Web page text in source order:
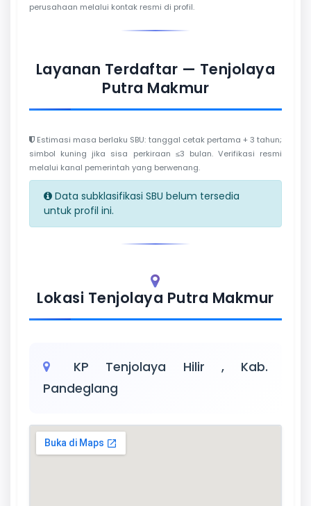
perusahaan melalui kontak resmi di profil.
Layanan Terdaftar — Tenjolaya
Putra Makmur
Estimasi masa berlaku SBU: tanggal cetak pertama + 3 tahun;
simbol kuning jika sisa perkiraan ≤3 bulan. Verifikasi resmi
melalui kanal pemerintah yang berwenang.
Data subklasifikasi SBU belum tersedia
untuk profil ini.
Lokasi Tenjolaya Putra Makmur
KP Tenjolaya Hilir , Kab.
Pandeglang